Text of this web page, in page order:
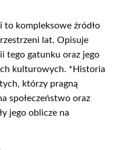
to kompleksowe źródło
lat. Opisuje
tego gatunku oraz jego
kulturowych. *Historia
którzy pragną
społeczeństwo oraz
jego oblicze na